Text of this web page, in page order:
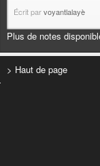
Écrit parvoyantlalayè
Plus de notes
> Haut de page